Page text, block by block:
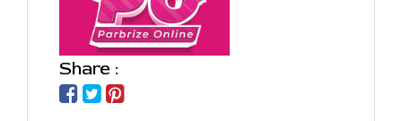
Share :